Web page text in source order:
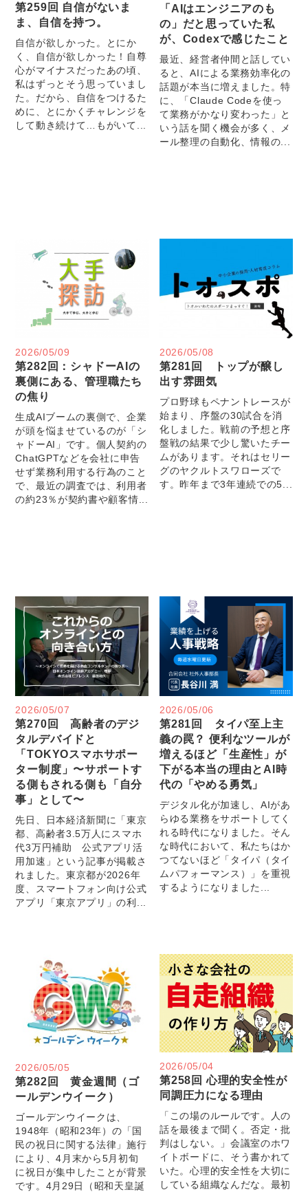
第259回 自信がないま
ま、自信を持つ。
自信が欲しかった。とにか
く、自信が欲しかった！自尊
心がマイナスだったあの頃、
私はずっとそう思っていまし
た。だから、自信をつけるた
めに、とにかくチャレンジを
して動き続けて…もがいて...
「AIはエンジニアのも
の」だと思っていた私
が、Codexで感じたこと
最近、経営者仲間と話してい
ると、AIによる業務効率化の
話題が本当に増えました。特
に、「Claude Codeを使っ
て業務がかなり変わった」と
いう話を聞く機会が多く、メ
ール整理の自動化、情報の...
2026/05/09
第282回：シャドーAIの
裏側にある、管理職たち
の焦り
生成AIブームの裏側で、企業
が頭を悩ませているのが「シ
ャドーAI」です。個人契約の
ChatGPTなどを会社に申告
せず業務利用する行為のこと
で、最近の調査では、利用者
の約23％が契約書や顧客情...
2026/05/08
第281回 トップが醸し
出す雰囲気
プロ野球もペナントレースが
始まり、序盤の30試合を消
化しました。戦前の予想と序
盤戦の結果で少し驚いたチー
ムがあります。それはセリー
グのヤクルトスワローズで
す。昨年まで3年連続での5...
2026/05/07
第270回 高齢者のデジ
タルデバイドと
「TOKYOスマホサポー
ター制度」〜サポートす
る側もされる側も「自分
事」として〜
先日、日本経済新聞に「東京
都、高齢者3.5万人にスマホ
代3万円補助 公式アプリ活
用加速」という記事が掲載さ
れました。東京都が2026年
度、スマートフォン向け公式
アプリ「東京アプリ」の利...
2026/05/06
第281回 タイパ至上主
義の罠？ 便利なツールが
増えるほど「生産性」が
下がる本当の理由とAI時
代の「やめる勇気」
デジタル化が加速し、AIがあ
らゆる業務をサポートしてく
れる時代になりました。そん
な時代において、私たちはか
つてないほど「タイパ（タイ
ムパフォーマンス）」を重視
するようになりました...
2026/05/05
第282回 黄金週間（ゴ
ールデンウイーク）
ゴールデンウイークは、
1948年（昭和23年）の「国
民の祝日に関する法律」施行
により、4月末から5月初旬
に祝日が集中したことが背景
です。4月29日（昭和天皇誕
2026/05/04
第258回 心理的安全性が
同調圧力になる理由
「この場のルールです。人の
話を最後まで聞く。否定・批
判はしない。」会議室のホワ
イトボードに、そう書かれて
いた。心理的安全性を大切に
している組織なんだな。最初